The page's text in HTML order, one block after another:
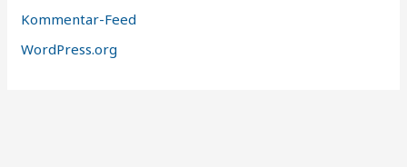
Kommentar-Feed
WordPress.org